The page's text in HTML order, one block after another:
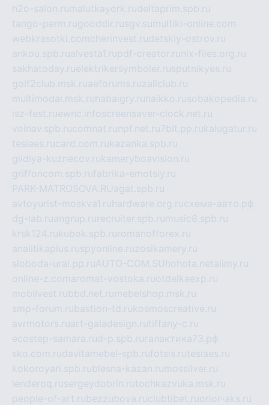
h2o-salon.ru malutkayork.rudeltaprim.spb.ru
tango-perm.rugooddir.rusgv.su multiki-online.com
webkrasotki.comcherinvest.rudetskiy-ostrov.ru
ankou.spb.rualvesta1.rupdf-creator.ru nix-files.org.ru
sakhatoday.ruelektrikersymboler.rusputnikyes.ru
golf2club.msk.ruaeforums.ruzallclub.ru
multimodal.msk.ru habaigry.ru haikko.rusobakopedia.ru
isz-fest.ruewnc.infoscreensaver-clock.net.ru
volnav.spb.rucomnat.ru npf.net.ru 7bit.pp.rukalugatur.ru
tesiaes.rucard.com.rukazanka.spb.ru
gildiya-kuznecov.rukameryboavision.ru
griffoncom.spb.rufabrika-emotsiy.ru
PARK-MATROSOVA.RUagat.spb.ru
avtoyurist-moskva1.ru hardware.org.ruсхема-авто.рф
dg-lab.ruangrup.ru recruiter.spb.ru music8.spb.ru
krsk124.rukubok.spb.ru romanofforex.ru
analitikaplus.ruspyonline.ruzosikamery.ru
sloboda-ural.pp.ruAUTO-COM.SU hohota.net alimy.ru
online-z.comaromat-vostoka.ruotdelkaexp.ru
mobilvest.rubbd.net.ru mebelshop.msk.ru
smp-forum.rubastion-td.rukosmoscreative.ru
avrmotors.ruart-galadesign.rutiffany-c.ru
ecostep-samara.rud-p.spb.ru галактика73.рф
sko.com.rudavitamebel-spb.rufotsis.rutesiaes.ru
kokoroyari.spb.rublesna-kazan.ru mossilver.ru
lenderoq.rusergeydobrin.rutochkazvuka.msk.ru
people-of-art.rubezzubova.ruclubtibet.ruorior-aks.ru